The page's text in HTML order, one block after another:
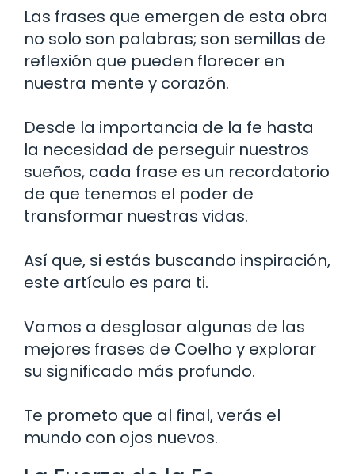
Las frases que emergen de esta obra
no solo son palabras; son semillas de
reflexión que pueden florecer en
nuestra mente y corazón.
Desde la importancia de la fe hasta
la necesidad de perseguir nuestros
sueños, cada frase es un recordatorio
de que tenemos el poder de
transformar nuestras vidas.
Así que, si estás buscando inspiración,
este artículo es para ti.
Vamos a desglosar algunas de las
mejores frases de Coelho y explorar
su significado más profundo.
Te prometo que al final, verás el
mundo con ojos nuevos.